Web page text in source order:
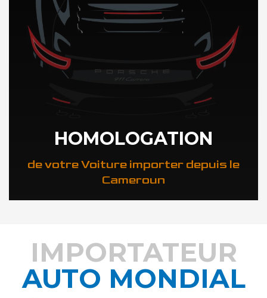
HOMOLOGATION
de votre Voiture importer depuis le
Cameroun
DÉCOUVREZ COMMENT
IMPORTATEUR
AUTO MONDIAL